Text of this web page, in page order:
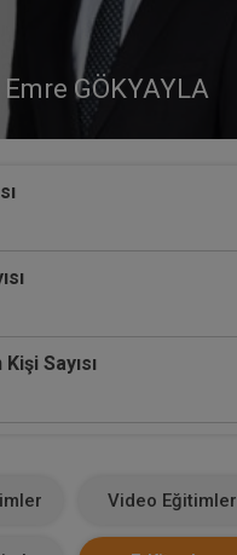
GÖKYAYLA
Sayısı
Video Eğitimler